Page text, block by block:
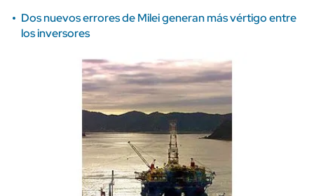
Dos nuevos errores de Milei generan más vértigo entre
los inversores